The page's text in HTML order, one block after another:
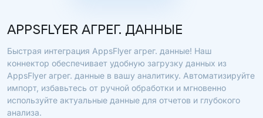
APPSFLYER АГРЕГ. ДАННЫЕ
Быстрая интеграция AppsFlyer агрег. данные! Наш
коннектор обеспечивает удобную загрузку данных из
AppsFlyer агрег. данные в вашу аналитику. Автоматизируйте
импорт, избавьтесь от ручной обработки и мгновенно
используйте актуальные данные для отчетов и глубокого
анализа.